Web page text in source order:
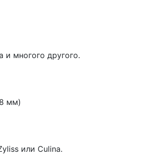
и многого другого.
мм)
или Culina.